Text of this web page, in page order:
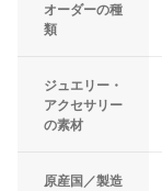
オーダーの種
類
ジュエリー・
アクセサリー
の素材
原産国／製造